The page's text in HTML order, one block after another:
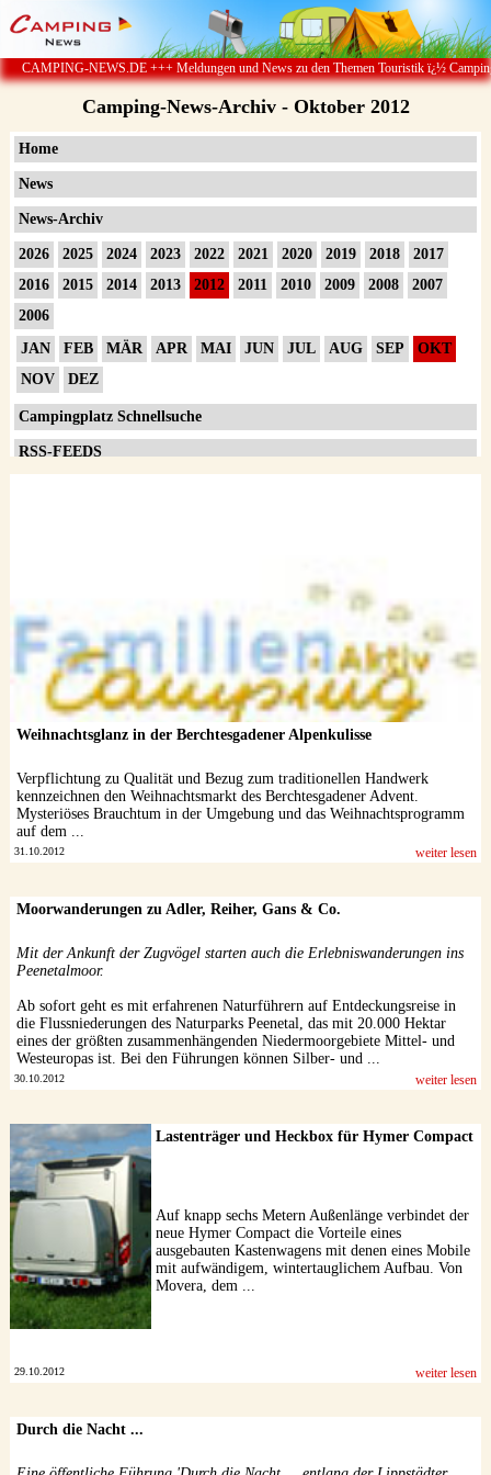
+++ Meldungen und News zu den Themen Touristik ï¿½ Camping & Caravan
Camping-News-Archiv - Oktober 2012
Home
News
News-Archiv
2026 2025 2024 2023 2022 2021 2020 2019 2018
2017
2016
2015 2014 2013 2012 2011 2010 2009 2008
2007
2006
JAN
FEB MÄR APR MAI JUN JUL AUG SEP
OKT
NOV
DEZ
Campingplatz Schnellsuche
RSS-FEEDS
Weihnachtsglanz in der Berchtesgadener Alpenkulisse
Verpflichtung zu Qualität und Bezug zum traditionellen Handwerk
kennzeichnen den Weihnachtsmarkt des Berchtesgadener Advent.
Mysteriöses Brauchtum in der Umgebung und das Weihnachtsprogramm
auf dem ...
31.10.2012 weiter lesen
Moorwanderungen zu Adler, Reiher, Gans & Co.
Mit der Ankunft der Zugvögel starten auch die Erlebniswanderungen ins
Peenetalmoor.
Ab sofort geht es mit erfahrenen Naturführern auf Entdeckungsreise in
die Flussniederungen des Naturparks Peenetal, das mit 20.000 Hektar
eines der größten zusammenhängenden Niedermoorgebiete Mittel- und
Westeuropas ist. Bei den Führungen können Silber- und ...
30.10.2012 weiter lesen
Lastenträger und Heckbox für Hymer Compact
Auf knapp sechs Metern Außenlänge verbindet der
neue Hymer Compact die Vorteile eines
ausgebauten Kastenwagens mit denen eines Mobile
mit aufwändigem, wintertauglichem Aufbau. Von
Movera, dem ...
29.10.2012 weiter lesen
Durch die Nacht ...